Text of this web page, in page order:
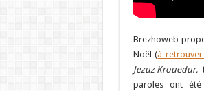
Brezhoweb
Noël (à
Jezuz Krouedur,
paroles ont